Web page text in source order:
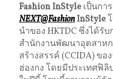
Fashion InStyle เป็นกา
NEXT@FashionInStyle
นำของ HKTDC ซึ่งได้รั
สำนักงานพัฒนาอุตสาห
สร้างสรรค์ (CCIDA) ขอ
ฮ่องกง โดยมีประเทศฟิ